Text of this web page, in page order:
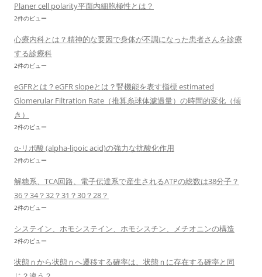
Planer cell polarity平面内細胞極性とは？
2件のビュー
心療内科とは？精神的な要因で身体が不調になった患者さんを診療
する診療科
2件のビュー
eGFRとは？eGFR slopeとは？腎機能を表す指標 estimated
Glomerular Filtration Rate（推算糸球体濾過量）の時間的変化（傾
き）
2件のビュー
α-リポ酸 (alpha-lipoic acid)の強力な抗酸化作用
2件のビュー
解糖系、TCA回路、電子伝達系で産生されるATPの総数は38分子？
36？34？32？31？30？28？
2件のビュー
システイン、ホモシステイン、ホモシスチン、メチオニンの構造
2件のビュー
状態ｎから状態ｎへ遷移する確率は、状態ｎに存在する確率と同